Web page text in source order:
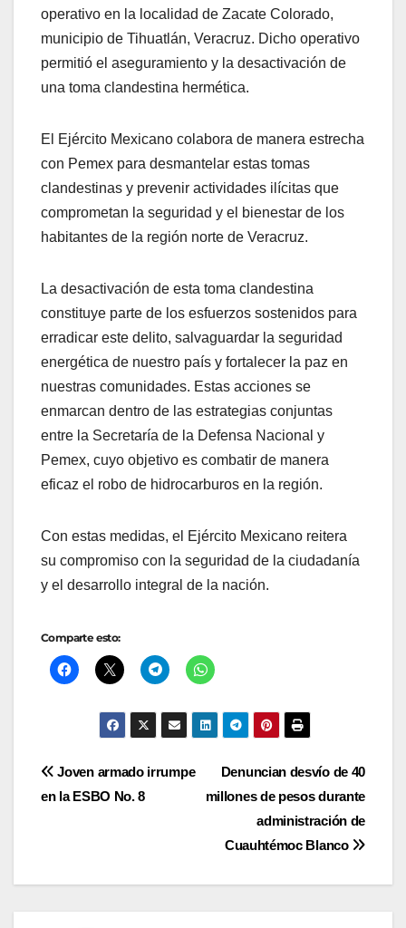
operativo en la localidad de Zacate Colorado,
municipio de Tihuatlán, Veracruz. Dicho operativo
permitió el aseguramiento y la desactivación de
una toma clandestina hermética.
El Ejército Mexicano colabora de manera estrecha
con Pemex para desmantelar estas tomas
clandestinas y prevenir actividades ilícitas que
comprometan la seguridad y el bienestar de los
habitantes de la región norte de Veracruz.
La desactivación de esta toma clandestina
constituye parte de los esfuerzos sostenidos para
erradicar este delito, salvaguardar la seguridad
energética de nuestro país y fortalecer la paz en
nuestras comunidades. Estas acciones se
enmarcan dentro de las estrategias conjuntas
entre la Secretaría de la Defensa Nacional y
Pemex, cuyo objetivo es combatir de manera
eficaz el robo de hidrocarburos en la región.
Con estas medidas, el Ejército Mexicano reitera
su compromiso con la seguridad de la ciudadanía
y el desarrollo integral de la nación.
Comparte esto:
Navegación
Denuncian desvío de 40
millones de pesos durante
administración de
Cuauhtémoc Blanco
Joven armado irrumpe
en la ESBO No. 8